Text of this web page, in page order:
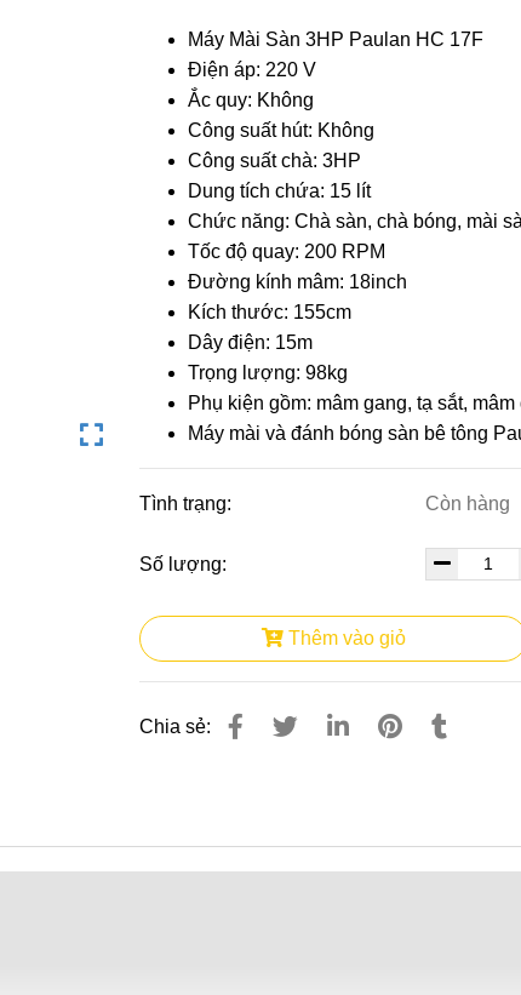
Máy Mài Sàn 3HP Paulan HC 17F
Điện áp: 220 V
Ắc quy: Không
Công suất hút: Không
Công suất chà: 3HP
Dung tích chứa: 15 lít
Chức năng: Chà sàn, chà bóng, mài
Tốc độ quay: 200 RPM
Đường kính mâm: 18inch
Kích thước: 155cm
Dây điện: 15m
Trọng lượng: 98kg
Phụ kiện gồm: mâm gang, tạ sắt, mâm
Máy mài và đánh bóng sàn bê tông
Tình trạng: Còn hàng
Số lượng:
Thêm vào giỏ
Chia sẻ: